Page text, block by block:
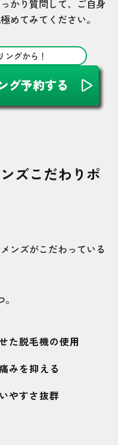
かり質問して、ご自身
めてみてください。
ングから！
グ予約する
ズこだわりポ
ンズがこだわっている
た脱毛機の使用
みを抑える
やすさ抜群